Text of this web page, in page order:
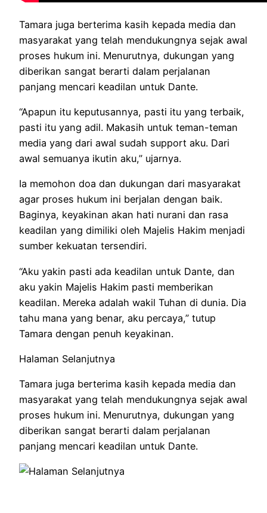
Tamara juga berterima kasih kepada media dan
masyarakat yang telah mendukungnya sejak awal
proses hukum ini. Menurutnya, dukungan yang
diberikan sangat berarti dalam perjalanan
panjang mencari keadilan untuk Dante.
“Apapun itu keputusannya, pasti itu yang terbaik,
pasti itu yang adil. Makasih untuk teman-teman
media yang dari awal sudah support aku. Dari
awal semuanya ikutin aku,” ujarnya.
Ia memohon doa dan dukungan dari masyarakat
agar proses hukum ini berjalan dengan baik.
Baginya, keyakinan akan hati nurani dan rasa
keadilan yang dimiliki oleh Majelis Hakim menjadi
sumber kekuatan tersendiri.
“Aku yakin pasti ada keadilan untuk Dante, dan
aku yakin Majelis Hakim pasti memberikan
keadilan. Mereka adalah wakil Tuhan di dunia. Dia
tahu mana yang benar, aku percaya,” tutup
Tamara dengan penuh keyakinan.
Halaman Selanjutnya
Tamara juga berterima kasih kepada media dan
masyarakat yang telah mendukungnya sejak awal
proses hukum ini. Menurutnya, dukungan yang
diberikan sangat berarti dalam perjalanan
panjang mencari keadilan untuk Dante.